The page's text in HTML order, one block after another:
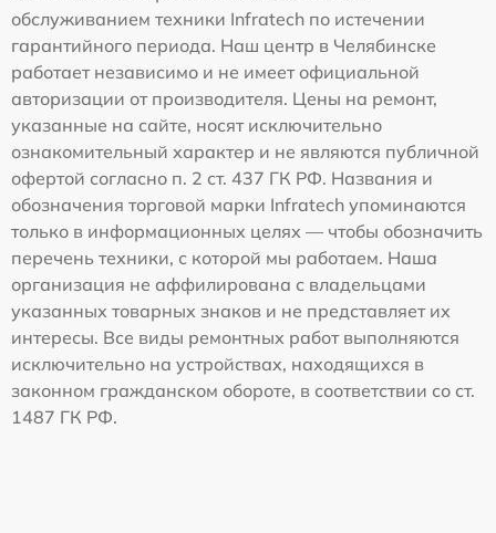
обслуживанием техники Infratech по истечении
гарантийного периода. Наш центр в Челябинске
работает независимо и не имеет официальной
авторизации от производителя. Цены на ремонт,
указанные на сайте, носят исключительно
ознакомительный характер и не являются публичной
офертой согласно п. 2 ст. 437 ГК РФ. Названия и
обозначения торговой марки Infratech упоминаются
только в информационных целях — чтобы обозначить
перечень техники, с которой мы работаем. Наша
организация не аффилирована с владельцами
указанных товарных знаков и не представляет их
интересы. Все виды ремонтных работ выполняются
исключительно на устройствах, находящихся в
законном гражданском обороте, в соответствии со ст.
1487 ГК РФ.